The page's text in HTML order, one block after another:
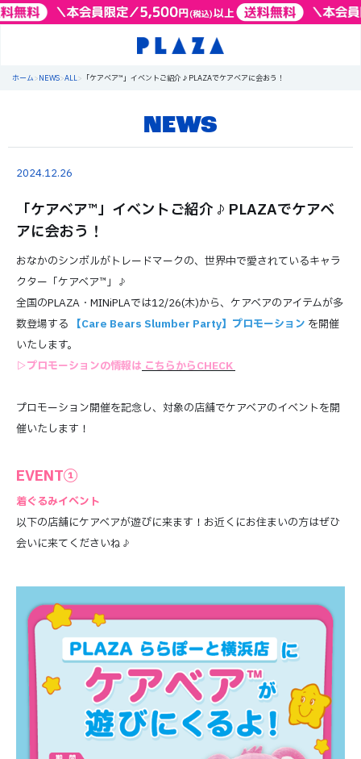
ホーム>NEWS>ALL> 「ケアベア™」イベントご紹介♪PLAZAでケアベアに会おう！
NEWS
2024.12.26
「ケアベア™」イベントご紹介♪PLAZAでケアベ
アに会おう！
おなかのシンボルがトレードマークの、世界中で愛されているキャラ
クター「ケアベア™」♪
全国のPLAZA・MINiPLAでは12/26(木)から、ケアベアのアイテムが多
数登場する 【Care Bears Slumber Party】プロモーション を開催
いたします。
▷プロモーションの情報は こちらからCHECK
プロモーション開催を記念し、対象の店舗でケアベアのイベントを開
催いたします！
EVENT①
着ぐるみイベント
以下の店舗にケアベアが遊びに来ます！お近くにお住まいの方はぜひ
会いに来てくださいね♪